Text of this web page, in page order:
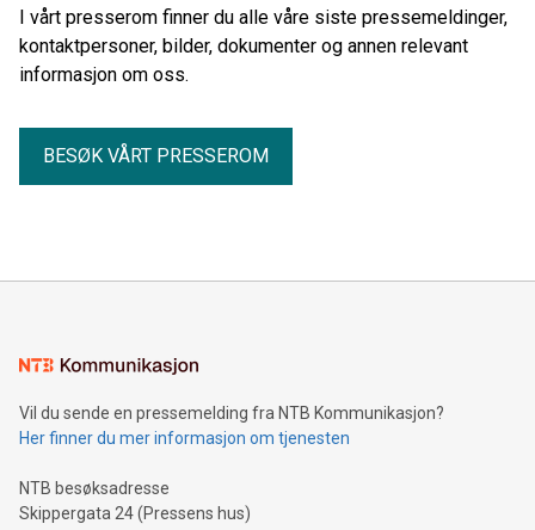
I vårt presserom finner du alle våre siste pressemeldinger,
kontaktpersoner, bilder, dokumenter og annen relevant
informasjon om oss.
BESØK VÅRT PRESSEROM
Vil du sende en pressemelding fra NTB Kommunikasjon?
Her finner du mer informasjon om tjenesten
NTB besøksadresse
Skippergata 24 (Pressens hus)